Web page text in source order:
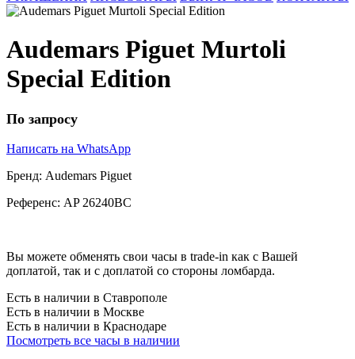
Audemars Piguet Murtoli
Special Edition
По запросу
Написать на WhatsApp
Бренд: Audemars Piguet
Референс: AP 26240BC
Вы можете обменять свои часы в trade-in как с Вашей
доплатой, так и с доплатой со стороны ломбарда.
Есть в наличии в Ставрополе
Есть в наличии в Москве
Есть в наличии в Краснодаре
Посмотреть все часы в наличии